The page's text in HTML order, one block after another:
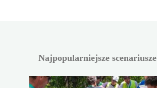
Najpopularniejsze scenariusze